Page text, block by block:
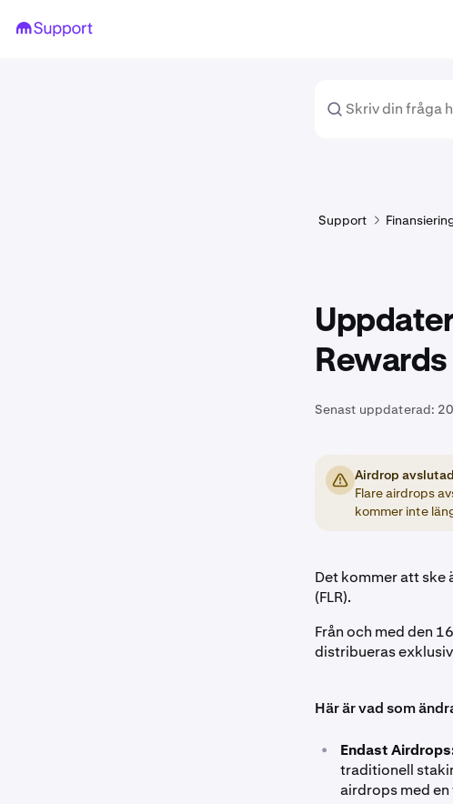
Support
Rewards
Senast uppdaterad:
Airdrop avslutad
Flare airdrops
kommer inte
Det kommer att ske
(FLR).
Från och med den
distribueras
Här är vad som
• Endast
traditionell
airdrops med